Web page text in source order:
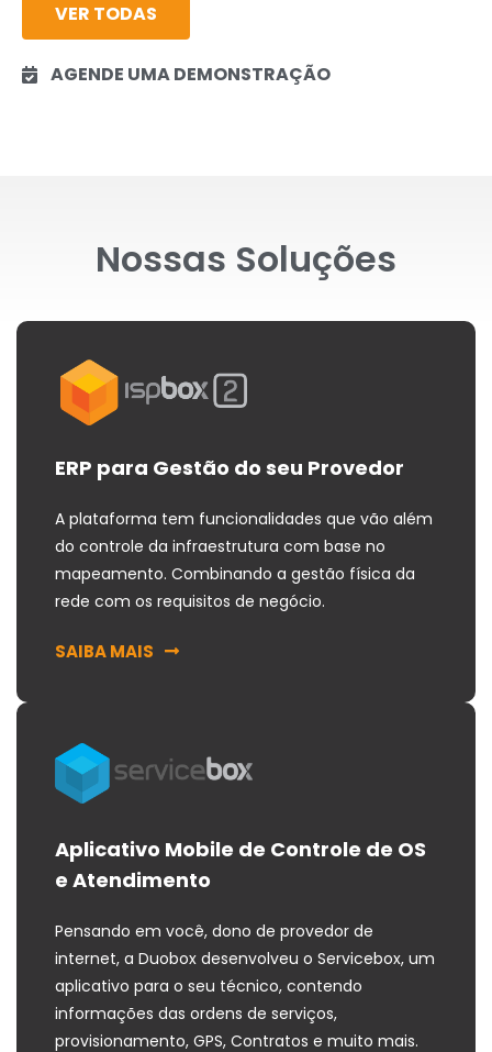
VER TODAS
AGENDE UMA DEMONSTRAÇÃO
Nossas Soluções
ERP para Gestão do seu Provedor
A plataforma tem funcionalidades que vão além
do controle da infraestrutura com base no
mapeamento. Combinando a gestão física da
rede com os requisitos de negócio.
SAIBA MAIS
Aplicativo Mobile de Controle de OS
e Atendimento
Pensando em você, dono de provedor de
internet, a Duobox desenvolveu o Servicebox, um
aplicativo para o seu técnico, contendo
informações das ordens de serviços,
provisionamento, GPS, Contratos e muito mais.